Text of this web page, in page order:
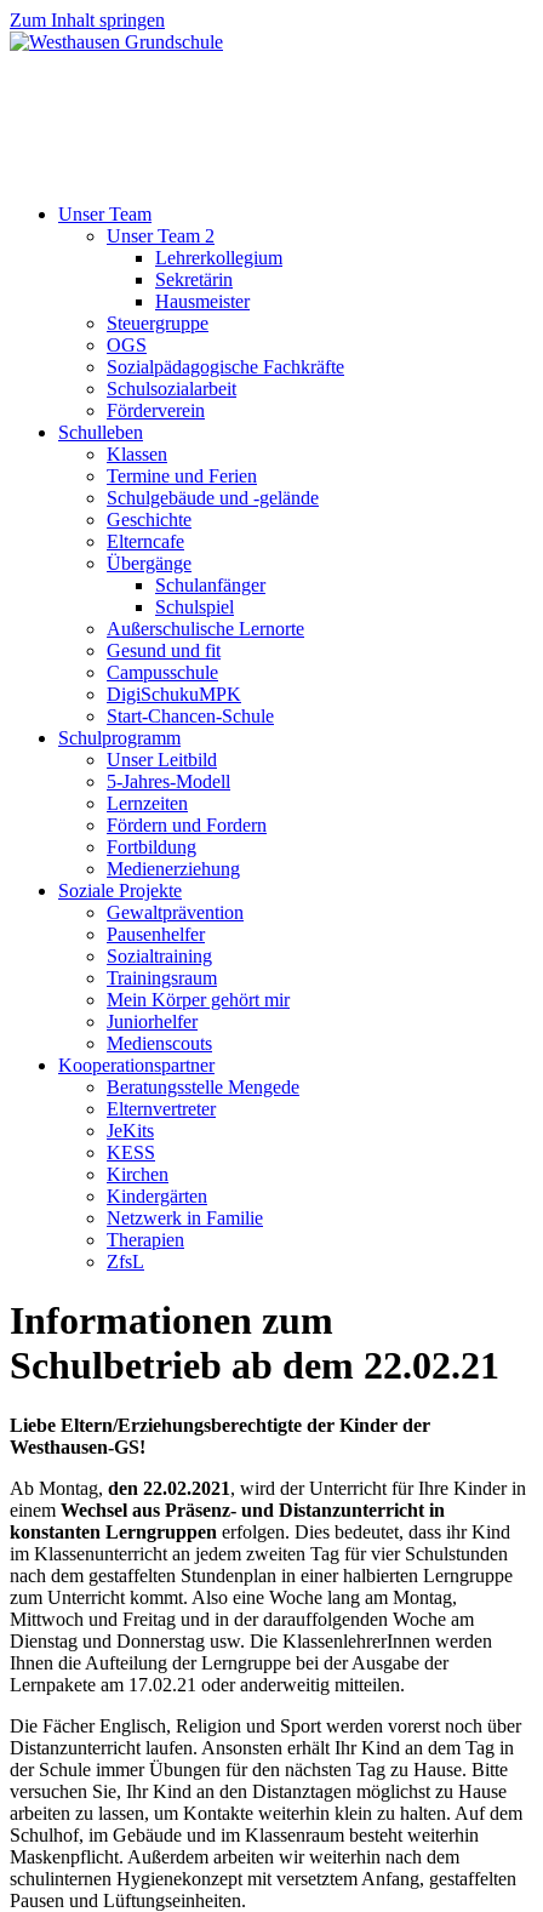
Zum Inhalt springen
Unser Team
Unser Team 2
Lehrerkollegium
Sekretärin
Hausmeister
Steuergruppe
OGS
Sozialpädagogische Fachkräfte
Schulsozialarbeit
Förderverein
Schulleben
Klassen
Termine und Ferien
Schulgebäude und -gelände
Geschichte
Elterncafe
Übergänge
Schulanfänger
Schulspiel
Außerschulische Lernorte
Gesund und fit
Campusschule
DigiSchukuMPK
Start-Chancen-Schule
Schulprogramm
Unser Leitbild
5-Jahres-Modell
Lernzeiten
Fördern und Fordern
Fortbildung
Medienerziehung
Soziale Projekte
Gewaltprävention
Pausenhelfer
Sozialtraining
Trainingsraum
Mein Körper gehört mir
Juniorhelfer
Medienscouts
Kooperationspartner
Beratungsstelle Mengede
Elternvertreter
JeKits
KESS
Kirchen
Kindergärten
Netzwerk in Familie
Therapien
ZfsL
Informationen zum
Schulbetrieb ab dem 22.02.21
Liebe Eltern/Erziehungsberechtigte der Kinder der
Westhausen-GS!
Ab Montag, den 22.02.2021, wird der Unterricht für Ihre Kinder in
einem Wechsel aus Präsenz- und Distanzunterricht in
konstanten Lerngruppen erfolgen. Dies bedeutet, dass ihr Kind
im Klassenunterricht an jedem zweiten Tag für vier Schulstunden
nach dem gestaffelten Stundenplan in einer halbierten Lerngruppe
zum Unterricht kommt. Also eine Woche lang am Montag,
Mittwoch und Freitag und in der darauffolgenden Woche am
Dienstag und Donnerstag usw. Die KlassenlehrerInnen werden
Ihnen die Aufteilung der Lerngruppe bei der Ausgabe der
Lernpakete am 17.02.21 oder anderweitig mitteilen.
Die Fächer Englisch, Religion und Sport werden vorerst noch über
Distanzunterricht laufen. Ansonsten erhält Ihr Kind an dem Tag in
der Schule immer Übungen für den nächsten Tag zu Hause. Bitte
versuchen Sie, Ihr Kind an den Distanztagen möglichst zu Hause
arbeiten zu lassen, um Kontakte weiterhin klein zu halten. Auf dem
Schulhof, im Gebäude und im Klassenraum besteht weiterhin
Maskenpflicht. Außerdem arbeiten wir weiterhin nach dem
schulinternen Hygienekonzept mit versetztem Anfang, gestaffelten
Pausen und Lüftungseinheiten.